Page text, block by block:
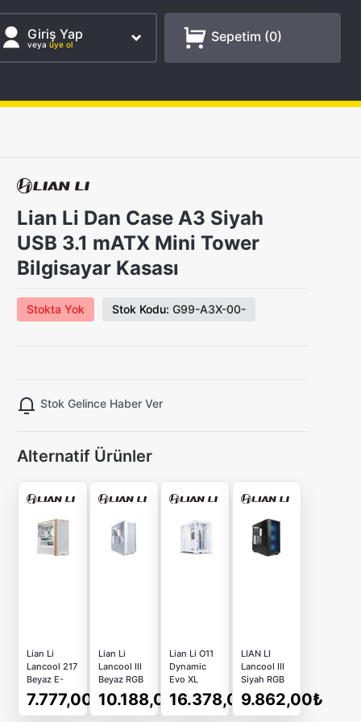
Giriş Yap
veya üye ol Sepetim (0)
Lian Li Dan Case A3 Siyah
USB 3.1 mATX Mini Tower
Bilgisayar Kasası
Stokta Yok Stok Kodu: G99-A3X-00-
Stok Gelince Haber Ver
Alternatif Ürünler
Lian Li
Lancool 217
Beyaz E-
ATX Mid-
Tower
Bilgisayar
7.777,00₺
Lian Li
Lancool III
Beyaz RGB
Mid Tower
E-Atx Kasa
(G99.LAN3RW.00)
10.188,00₺
Lian Li O11
Dynamic
Evo XL
Beyaz Full
Tower ATX
Kasa
16.378,00₺
LIAN LI
Lancool III
Siyah RGB
Mid Tower
E-Atx
Bilgisayar
9.862,00₺